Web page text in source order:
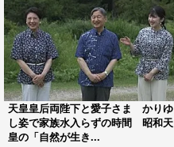
天皇皇后両陛下と愛子さま かりゆ
し姿で家族水入らずの時間 昭和天
皇の「自然が生き...